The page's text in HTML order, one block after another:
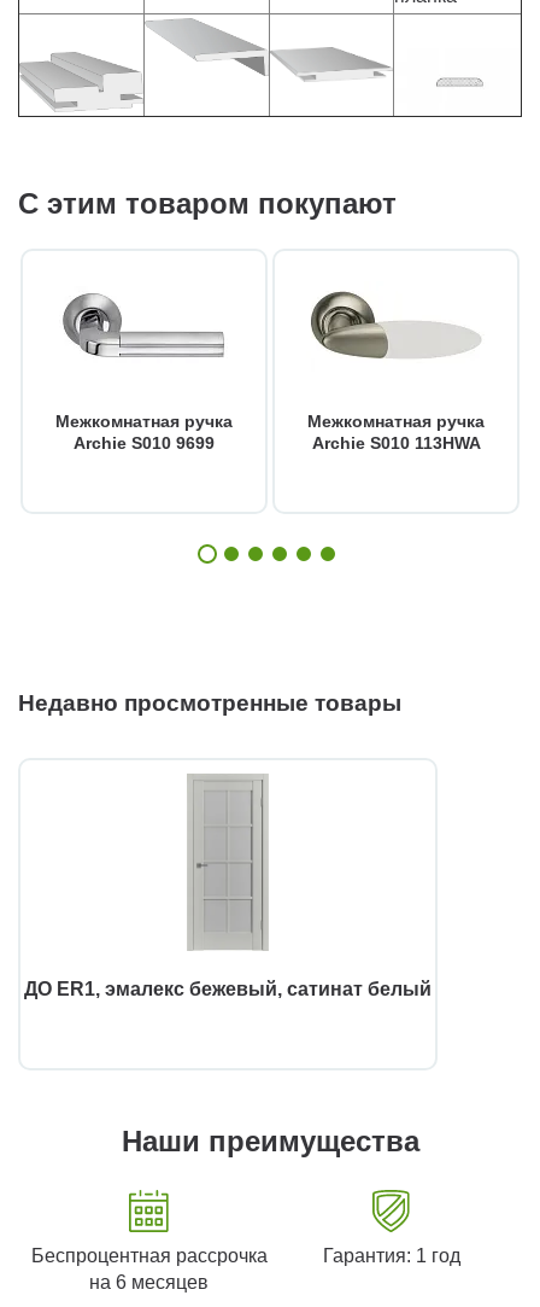
С этим товаром покупают
Межкомнатная ручка
Archie S010 9699
Межкомнатная ручка
Archie S010 113HWA
Недавно просмотренные товары
ДО ЕR1, эмалекс бежевый, сатинат белый
Наши преимущества
Беспроцентная рассрочка
на 6 месяцев
Гарантия: 1 год